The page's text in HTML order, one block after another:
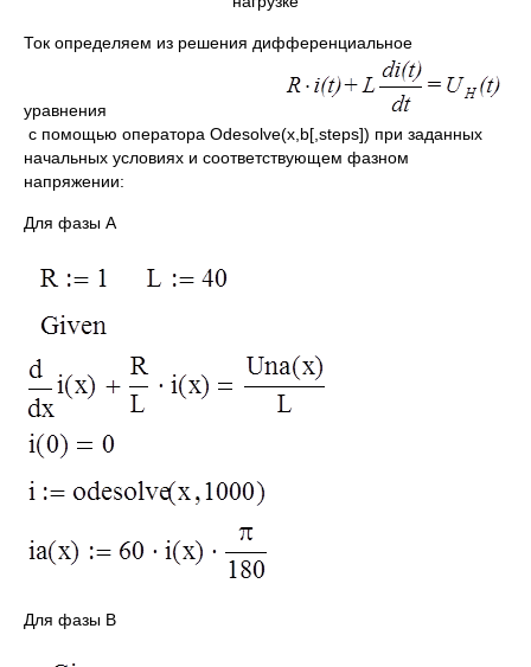
Ток определяем из решения дифференциальное
уравнения
с помощью оператора Odesolve(x,b[,steps]) при заданных
начальных условиях и соответствующем фазном
напряжении:
Для фазы А
Для фазы В